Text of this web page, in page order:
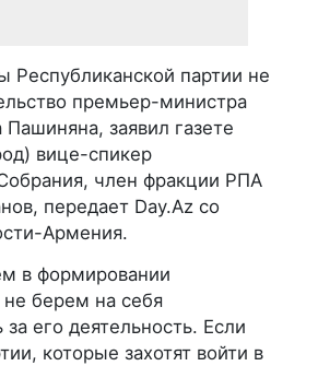
партии не
премьер-министра
заявил газете
вице-спикер
член фракции РПА
передает Day.Az со
Армения.
в формировании
не берем на себя
за его деятельность. Если
которые захотят войти в